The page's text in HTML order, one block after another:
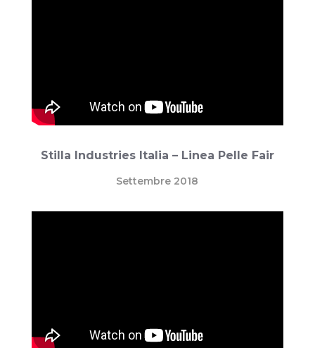
Stilla Industries Italia – Linea Pelle Fair
Settembre 2018